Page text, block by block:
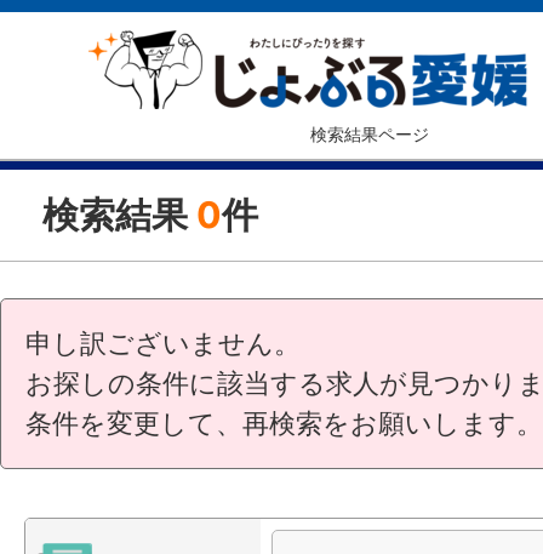
検索結果ページ
検索結果 0件
申し訳ございません。
お探しの条件に該当する求人が見つかり
条件を変更して、再検索をお願いします。